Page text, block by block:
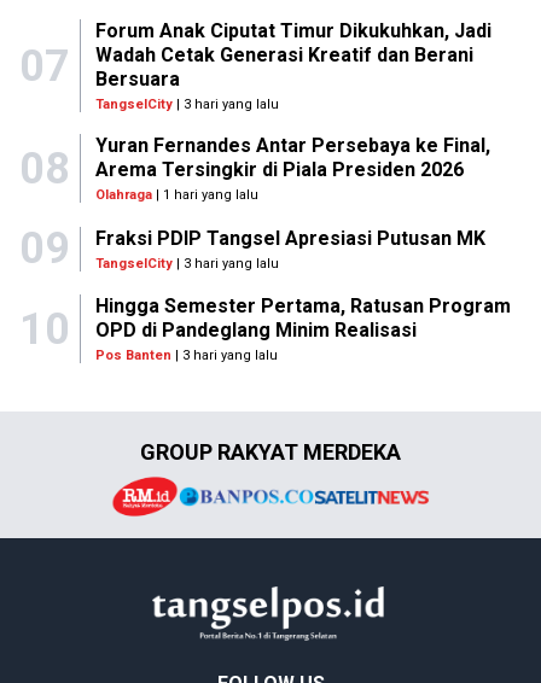
07
Forum Anak Ciputat Timur Dikukuhkan, Jadi
Wadah Cetak Generasi Kreatif dan Berani
Bersuara
TangselCity| 3 hari yang lalu
08
Yuran Fernandes Antar Persebaya ke Final,
Arema Tersingkir di Piala Presiden 2026
Olahraga| 1 hari yang lalu
09 Fraksi PDIP Tangsel Apresiasi Putusan MK
TangselCity | 3 hari yang lalu
10
Hingga Semester Pertama, Ratusan Program
OPD di Pandeglang Minim Realisasi
Pos Banten | 3 hari yang lalu
GROUP RAKYAT MERDEKA